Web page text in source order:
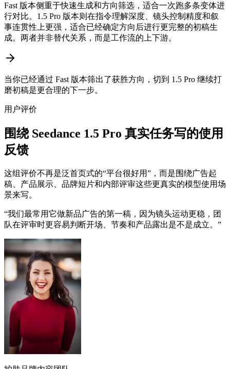
Fast 版本侧重于快速生成和方向筛选，适合一次跑多条变体进
行对比。1.5 Pro 版本则在指令理解深度、镜头控制精度和叙
事连贯性上更强，适合已经确定方向后进行更完整的初稿生
成。两者并非替代关系，而是工作流的上下游。
当你已经通过 Fast 版本筛出了获胜方向，切到 1.5 Pro 继续打
磨初稿是更合理的下一步。
用户评价
围绕 Seedance 1.5 Pro 真实任务写的使用
反馈
这组评价不再是泛首页式的“平台很好用”，而是围绕广告起
稿、产品展示、品牌短片和内部评审这些更真实的模型使用场
景来写。
“我们最常用它做新品广告的第一稿，因为镜头运动更稳，团
队在评审时更容易判断开场、节奏和产品露出是不是成立。 ”